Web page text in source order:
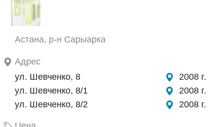
Астана, р-н Сарыарка
Адрес
ул. Шевченко, 8
2008 г.
ул. Шевченко, 8/1
2008 г.
ул. Шевченко, 8/2
2008 г.